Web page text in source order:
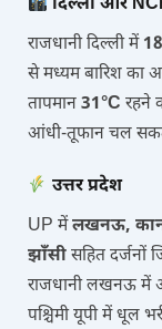
दिल्ली और
राजधानी दिल्ली में
से मध्यम बारिश का
तापमान 31°C रहने
आंधी-तूफान चल
उत्तर प्रदेश
UP मेंलखनऊ,
झाँसीसहित दर्जनों
राजधानी लखनऊ में
पश्चिमी यूपी में धूल